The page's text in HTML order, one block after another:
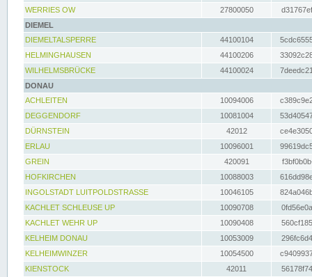
WERRIES OW
27800050
DIEMEL
DIEMELTALSPERRE
44100104
HELMINGHAUSEN
44100206
WILHELMSBRÜCKE
44100024
DONAU
ACHLEITEN
10094006
DEGGENDORF
10081004
DÜRNSTEIN
42012
ERLAU
10096001
GREIN
420091
HOFKIRCHEN
10088003
INGOLSTADT LUITPOLDSTRASSE
10046105
KACHLET SCHLEUSE UP
10090708
KACHLET WEHR UP
10090408
KELHEIM DONAU
10053009
KELHEIMWINZER
10054500
KIENSTOCK
42011